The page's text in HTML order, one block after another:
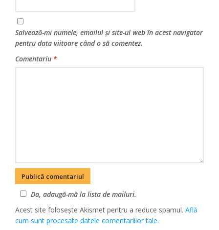
Salvează-mi numele, emailul și site-ul web în acest navigator
pentru data viitoare când o să comentez.
Comentariu *
Da, adaugă-mă la lista de mailuri.
Acest site folosește Akismet pentru a reduce spamul.Află
cum sunt procesate datele comentariilor tale.